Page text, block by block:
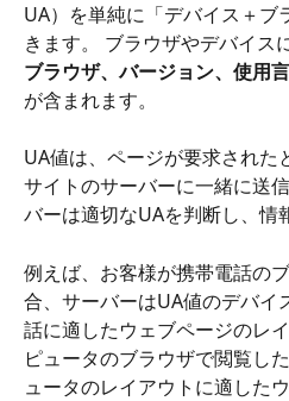
UA）を単純に「デバイス＋ブ
きます。 ブラウザやデバイス
ブラウザ、バージョン、使用
が含まれます。
UA値は、ページが要求された
サイトのサーバーに一緒に送
バーは適切なUAを判断し、情
例えば、お客様が携帯電話の
合、サーバーはUA値のデバイ
話に適したウェブページのレ
ピュータのブラウザで閲覧し
ュータのレイアウトに適した